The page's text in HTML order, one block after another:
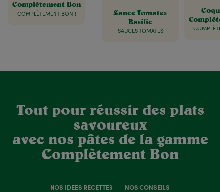
Complètement Bon
COMPLÈTEMENT BON !
Sauce Tomates
Basilic
SAUCES TOMATES
Tout pour réussir des plats
savoureux
avec nos pâtes de la gamme
Complètement Bon
NOS IDÉES RECETTES NOS CONSEILS